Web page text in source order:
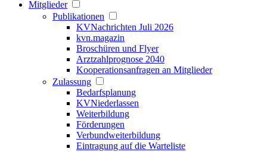
Mitglieder
Publikationen
KVNachrichten Juli 2026
kvn.magazin
Broschüren und Flyer
Arztzahlprognose 2040
Kooperationsanfragen an Mitglieder
Zulassung
Bedarfsplanung
KVNiederlassen
Weiterbildung
Förderungen
Verbundweiterbildung
Eintragung auf die Warteliste